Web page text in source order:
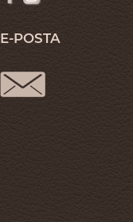
E-POSTA